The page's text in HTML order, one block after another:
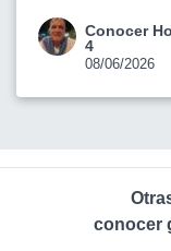
Conocer
4
08/06/2026
conocer